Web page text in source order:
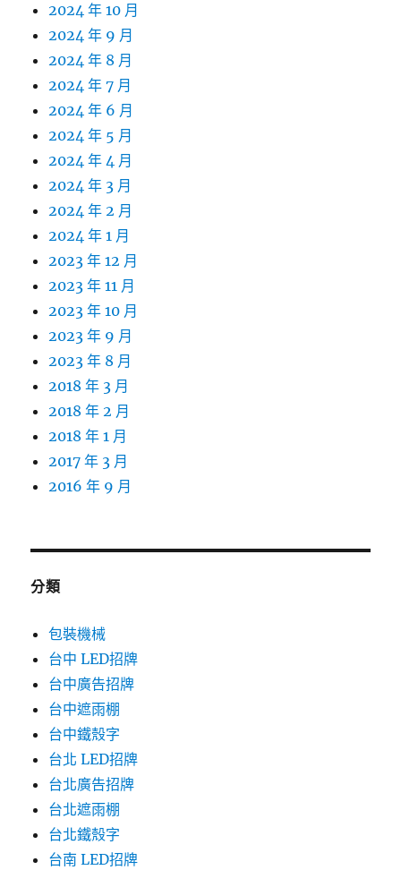
2024 年 10 月
2024 年 9 月
2024 年 8 月
2024 年 7 月
2024 年 6 月
2024 年 5 月
2024 年 4 月
2024 年 3 月
2024 年 2 月
2024 年 1 月
2023 年 12 月
2023 年 11 月
2023 年 10 月
2023 年 9 月
2023 年 8 月
2018 年 3 月
2018 年 2 月
2018 年 1 月
2017 年 3 月
2016 年 9 月
分類
包裝機械
台中 LED招牌
台中廣告招牌
台中遮雨棚
台中鐵殼字
台北 LED招牌
台北廣告招牌
台北遮雨棚
台北鐵殼字
台南 LED招牌